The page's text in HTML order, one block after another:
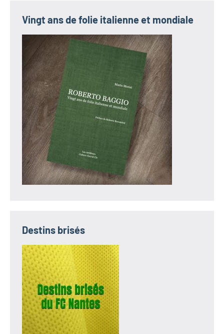
Vingt ans de folie italienne et mondiale
Destins brisés